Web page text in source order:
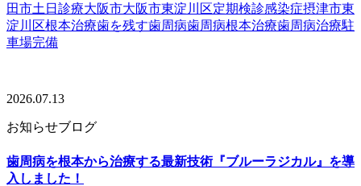
田市土日診療大阪市大阪市東淀川区定期検診感染症摂津市東
淀川区根本治療歯を残す歯周病歯周病根本治療歯周病治療駐
車場完備
2026.07.13
お知らせブログ
歯周病を根本から治療する最新技術『ブルーラジカル』を導
入しました！